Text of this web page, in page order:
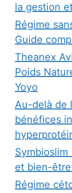
la gestion
Régime
Guide
Theanex
Poids
Yoyo
Au-delà de
bénéfices
et bien-
Régime